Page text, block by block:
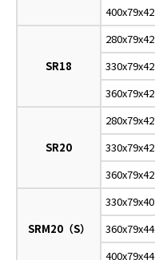
400x79x42
SR18
280x79x42
330x79x42
360x79x42
SR20
280x79x42
330x79x42
360x79x42
SRM20（S）
330x79x40
360x79x44
400x79x44